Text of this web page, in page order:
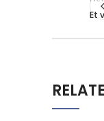
Et